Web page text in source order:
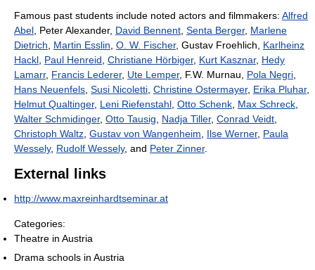
Famous past students include noted actors and filmmakers: Alfred
Abel , Peter Alexander, David Bennent Senta Berger, Marlene
Dietrich
Martin Esslin O. W. Fischer, Gustav Froehlich, Karlheinz
Hackl Paul Henreid Christiane Hörbiger, Kurt Kasznar, Hedy
Lamarr, Francis Lederer, Ute Lemper, F.W. Murnau, Pola Negri
Hans Neuenfels Susi Nicoletti Christine Ostermayer, Erika Pluhar,
Helmut Qualtinger, Leni Riefenstahl Otto Schenk Max Schreck
Walter Schmidinger, Otto Tausig Nadja Tiller, Conrad Veidt
Christoph Waltz Gustav von Wangenheim Ilse Werner, Paula
Wessely, Rudolf Wessely, and Peter Zinner.
External links
http://www.maxreinhardtseminar.at
Categories:
Theatre in Austria
Drama schools in Austria